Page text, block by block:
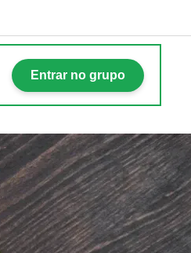
Entrar no grupo